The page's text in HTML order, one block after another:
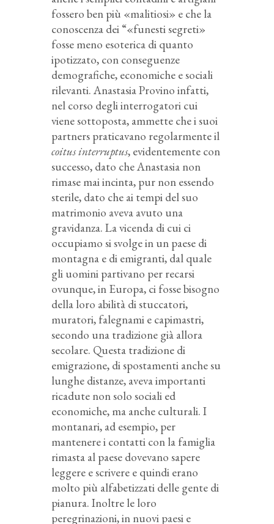
fossero ben più «malitiosi» e che la
conoscenza dei “«funesti segreti»
fosse meno esoterica di quanto
ipotizzato, con conseguenze
demografiche, economiche e sociali
rilevanti. Anastasia Provino infatti,
nel corso degli interrogatori cui
viene sottoposta, ammette che i suoi
partners praticavano regolarmente il
coitus interruptus, evidentemente con
successo, dato che Anastasia non
rimase mai incinta, pur non essendo
sterile, dato che ai tempi del suo
matrimonio aveva avuto una
gravidanza. La vicenda di cui ci
occupiamo si svolge in un paese di
montagna e di emigranti, dal quale
gli uomini partivano per recarsi
ovunque, in Europa, ci fosse bisogno
della loro abilità di stuccatori,
muratori, falegnami e capimastri,
secondo una tradizione già allora
secolare. Questa tradizione di
emigrazione, di spostamenti anche su
lunghe distanze, aveva importanti
ricadute non solo sociali ed
economiche, ma anche culturali. I
montanari, ad esempio, per
mantenere i contatti con la famiglia
rimasta al paese dovevano sapere
leggere e scrivere e quindi erano
molto più alfabetizzati delle gente di
pianura. Inoltre le loro
peregrinazioni, in nuovi paesi e